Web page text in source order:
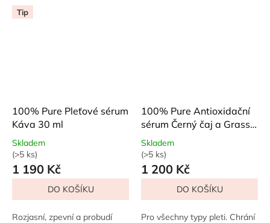
rostlinných olejů v BIO kvalitě
působí...
Tip
100% Pure Pleťové sérum
Káva 30 ml
Průměrné
hodnocení
produktu
5,0
z
Skladem
(>5 ks)
1 190 Kč
DO KOŠÍKU
Rozjasní, zpevní a probudí
100% Pure Antioxidační
sérum Černý čaj a Grass
Jelly 30 ml
Průměrné
hodnocení
produktu
4,0
z
Skladem
(>5 ks)
1 200 Kč
DO KOŠÍKU
Pro všechny typy pleti. Chrání